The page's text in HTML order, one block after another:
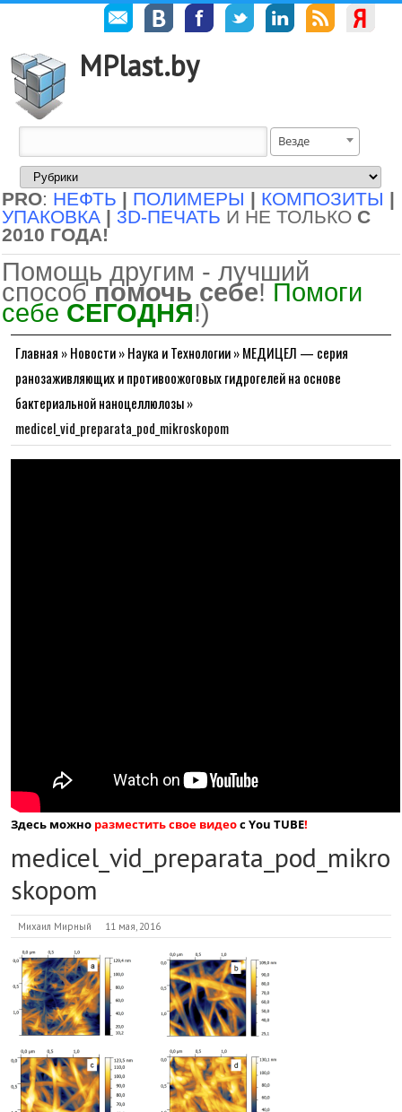
MPlast.by
Везде
PRO: НЕФТЬ | ПОЛИМЕРЫ | КОМПОЗИТЫ |
УПАКОВКА | 3D-ПЕЧАТЬ И НЕ ТОЛЬКО С
2010 ГОДА!
Помощь другим - лучший
способ помочь себе! Помоги
себе СЕГОДНЯ!)
Главная »Новости»Наука и Технологии»МЕДИЦЕЛ — серия
ранозаживляющих и противоожоговых гидрогелей на основе
бактериальной наноцеллюлозы»
medicel_vid_preparata_pod_mikroskopom
Здесь можно разместить свое видеос You TUBE!
medicel_vid_preparata_pod_mikro
skopom
Михаил Мирный 11 мая, 2016